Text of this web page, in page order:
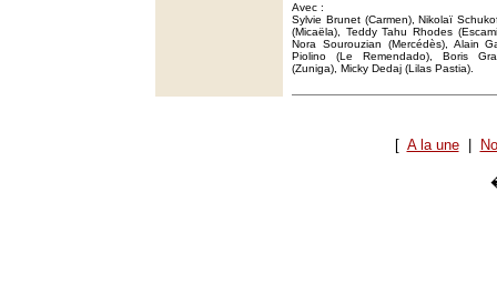
Avec :
Sylvie Brunet (Carmen), Nikolaï
(Micaëla), Teddy Tahu Rhodes
Nora Sourouzian (Mercédès), Alain
Piolino (Le Remendado), Boris
(Zuniga), Micky Dedaj (Lilas Pastia).
[ A la une|